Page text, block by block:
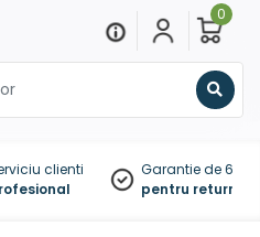
0
clienti
Garantie de 60
pentru